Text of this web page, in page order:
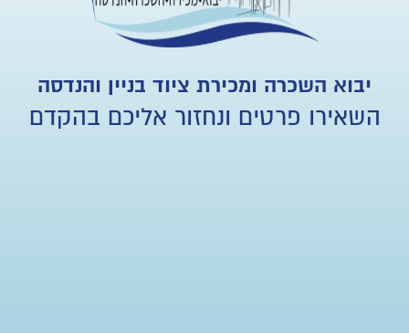
יבוא השכרה ומכירת ציוד בניין והנדסה
השאירו פרטים ונחזור אליכם בהקדם